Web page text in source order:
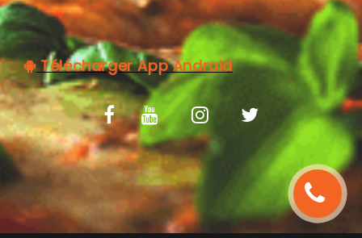
Télécharger App Android